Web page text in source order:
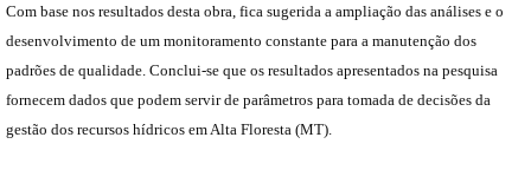
Com base nos resultados desta obra, fica sugerida a ampliação das análises e o
desenvolvimento de um monitoramento constante para a manutenção dos
padrões de qualidade. Conclui-se que os resultados apresentados na pesquisa
fornecem dados que podem servir de parâmetros para tomada de decisões da
gestão dos recursos hídricos em Alta Floresta (MT).